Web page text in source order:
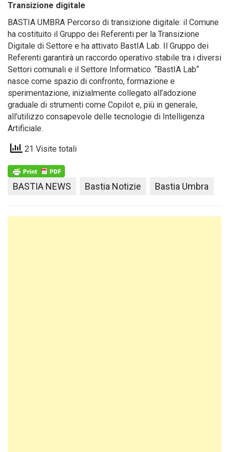
Transizione digitale
BASTIA UMBRA Percorso di transizione digitale: il Comune
ha costituito il Gruppo dei Referenti per la Transizione
Digitale di Settore e ha attivato BastIA Lab. Il Gruppo dei
Referenti garantirà un raccordo operativo stabile tra i diversi
Settori comunali e il Settore Informatico. “BastIA Lab“
nasce come spazio di confronto, formazione e
sperimentazione, inizialmente collegato all’adozione
graduale di strumenti come Copilot e, più in generale,
all’utilizzo consapevole delle tecnologie di Intelligenza
Artificiale.
21 Visite totali
BASTIA NEWS Bastia Notizie Bastia Umbra